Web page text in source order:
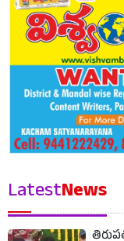
LatestNews